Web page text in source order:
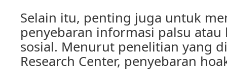
Selain itu, penting juga untuk
penyebaran informasi palsu atau
sosial. Menurut penelitian yang
Research Center, penyebaran